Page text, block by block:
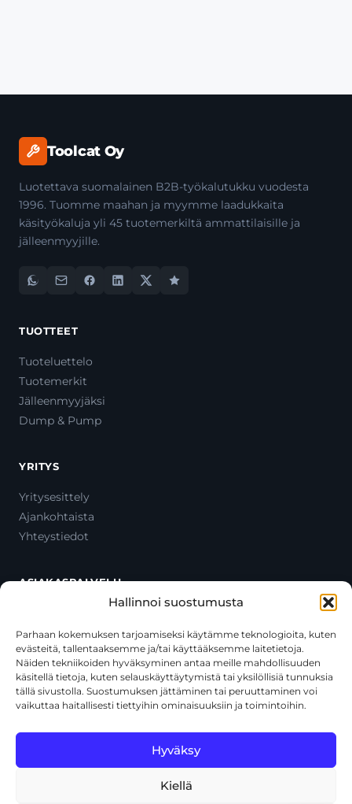
Hallinnoi suostumusta
Parhaan kokemuksen tarjoamiseksi käytämme teknologioita, kuten
evästeitä, tallentaaksemme ja/tai käyttääksemme laitetietoja.
Näiden tekniikoiden hyväksyminen antaa meille mahdollisuuden
käsitellä tietoja, kuten selauskäyttäytymistä tai yksilöllisiä tunnuksia
tällä sivustolla. Suostumuksen jättäminen tai peruuttaminen voi
vaikuttaa haitallisesti tiettyihin ominaisuuksiin ja toimintoihin.
Hyväksy
Kiellä
Toolcat Oy
Luotettava suomalainen B2B-työkalutukku vuodesta
1996. Tuomme maahan ja myymme laadukkaita
käsityökaluja yli 45 tuotemerkiltä ammattilaisille ja
jälleenmyyjille.
TUOTTEET
Tuoteluettelo
Tuotemerkit
Jälleenmyyjäksi
Dump & Pump
YRITYS
Yritysesittely
Ajankohtaista
Yhteystiedot
ASIAKASPALVELU
Oma tili
Maksutavat
Toimitustavat
Usein kysytyt kysymykset
+358 44 270 3795
asiakaspalvelu@toolcat.fi